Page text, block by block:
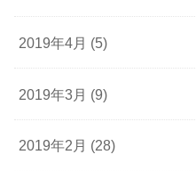
2019年4月 (5)
2019年3月 (9)
2019年2月 (28)